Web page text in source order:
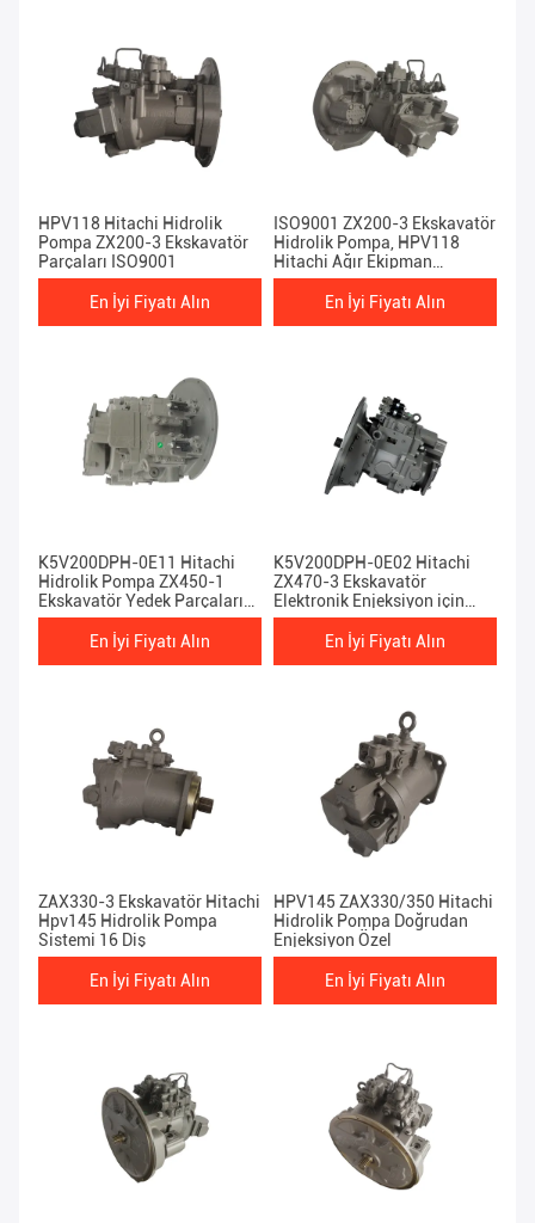
HPV118 Hitachi Hidrolik
Pompa ZX200-3 Ekskavatör
Parçaları ISO9001
En İyi Fiyatı Alın
ISO9001 ZX200-3 Ekskavatör
Hidrolik Pompa, HPV118
Hitachi Ağır Ekipman
Parçaları
En İyi Fiyatı Alın
K5V200DPH-0E11 Hitachi
Hidrolik Pompa ZX450-1
Ekskavatör Yedek Parçaları
DEKA
En İyi Fiyatı Alın
K5V200DPH-0E02 Hitachi
ZX470-3 Ekskavatör
Elektronik Enjeksiyon için
Ana Pompa
En İyi Fiyatı Alın
ZAX330-3 Ekskavatör Hitachi
Hpv145 Hidrolik Pompa
Sistemi 16 Diş
En İyi Fiyatı Alın
HPV145 ZAX330/350 Hitachi
Hidrolik Pompa Doğrudan
Enjeksiyon Özel
En İyi Fiyatı Alın